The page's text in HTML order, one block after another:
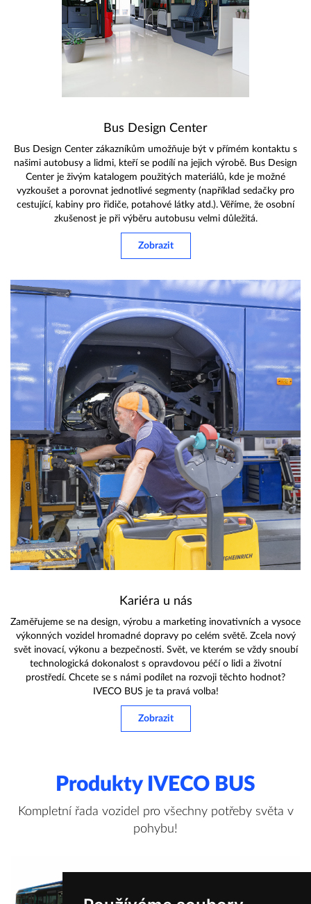
Bus Design Center
Bus Design Center zákazníkům umožňuje být v přímém kontaktu s
našimi autobusy a lidmi, kteří se podílí na jejich výrobě. Bus Design
Center je živým katalogem použitých materiálů, kde je možné
vyzkoušet a porovnat jednotlivé segmenty (například sedačky pro
cestující, kabiny pro řidiče, potahové látky atd.). Věříme, že osobní
zkušenost je při výběru autobusu velmi důležitá.
Zobrazit
Kariéra u nás
Zaměřujeme se na design, výrobu a marketing inovativních a vysoce
výkonných vozidel hromadné dopravy po celém světě. Zcela nový
svět inovací, výkonu a bezpečnosti. Svět, ve kterém se vždy snoubí
technologická dokonalost s opravdovou péčí o lidi a životní
prostředí. Chcete se s námi podílet na rozvoji těchto hodnot?
IVECO BUS je ta pravá volba!
Zobrazit
Produkty IVECO BUS
Kompletní řada vozidel pro všechny potřeby světa v
pohybu!